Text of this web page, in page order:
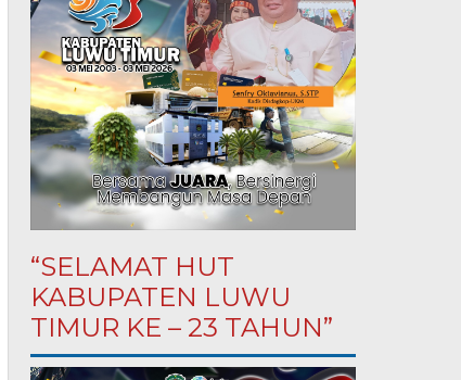
“SELAMAT HUT
KABUPATEN LUWU
TIMUR KE – 23 TAHUN”